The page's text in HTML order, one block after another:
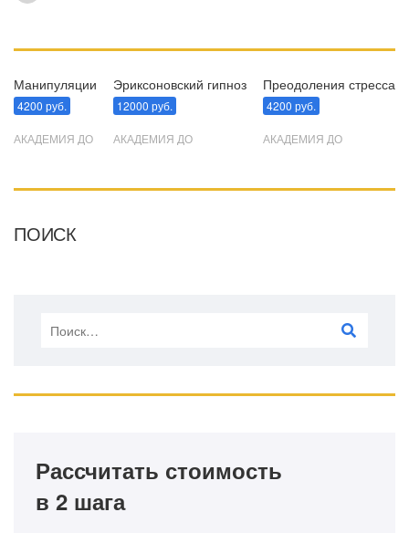
Манипуляции
4200 руб.
АКАДЕМИЯ ДО
Эриксоновский гипноз
12000 руб.
АКАДЕМИЯ ДО
Преодоления стресса
4200 руб.
АКАДЕМИЯ ДО
ПОИСК
Рассчитать стоимость
в 2 шага